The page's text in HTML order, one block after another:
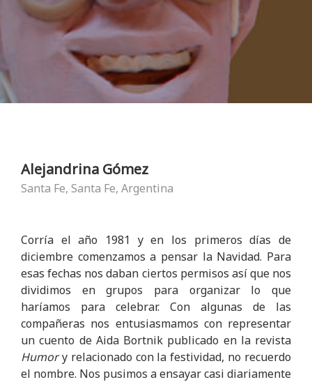
Alejandrina Gómez
Santa Fe, Santa Fe, Argentina
Corría el año 1981 y en los primeros días de
diciembre comenzamos a pensar la Navidad. Para
esas fechas nos daban ciertos permisos así que nos
dividimos en grupos para organizar lo que
haríamos para celebrar. Con algunas de las
compañeras nos entusiasmamos con representar
un cuento de Aida Bortnik publicado en la revista
Humory relacionado con la festividad, no recuerdo
el nombre. Nos pusimos a ensayar casi diariamente